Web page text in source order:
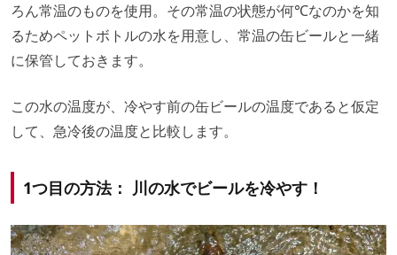
ろん常温のものを使用。その常温の状態が何℃なのかを知
るためペットボトルの水を用意し、常温の缶ビールと一緒
に保管しておきます。
この水の温度が、冷やす前の缶ビールの温度であると仮定
して、急冷後の温度と比較します。
1つ目の方法： 川の水でビールを冷やす！